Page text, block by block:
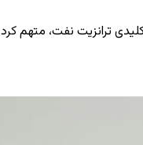
ترانزیت نفت، متهم کرد